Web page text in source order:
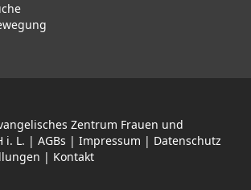
Zentrum Frauen und
i. L. | AGBs | Impressum | Datenschutz
| Kontakt